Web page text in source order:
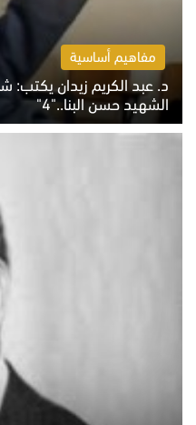
مفاهيم أساسية
د. عبد الكريم زيدان يكتب:
الشهيد حسن البنا.."4"
الخميس 6 أغسطس 2026 10:27 ص